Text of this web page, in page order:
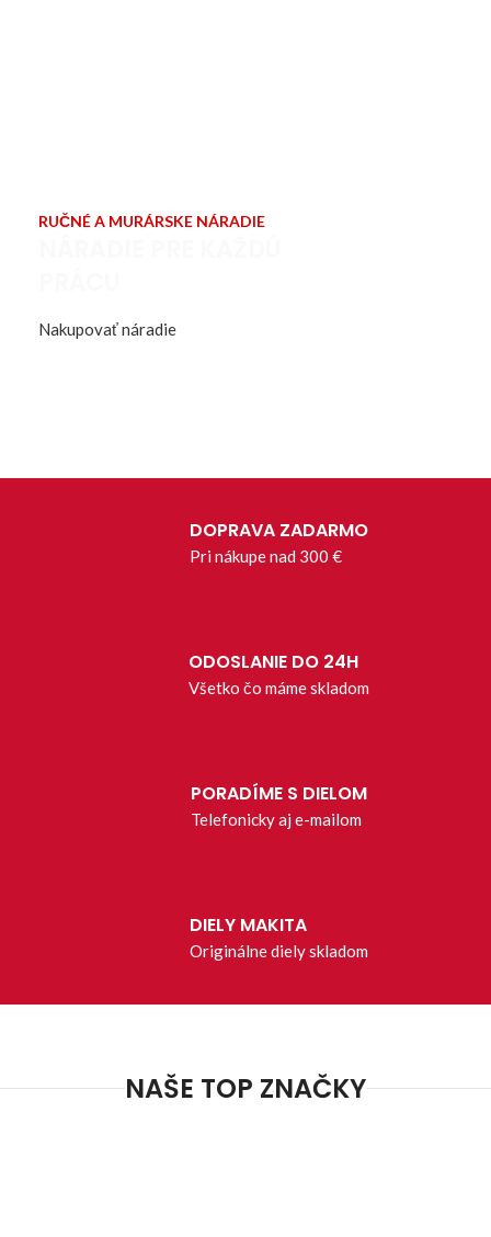
RUČNÉ A MURÁRSKE NÁRADIE
Nakupovať náradie
DOPRAVA ZADARMO
Pri nákupe nad 300 €
ODOSLANIE DO 24H
Všetko čo máme skladom
PORADÍME S DIELOM
Telefonicky aj e-mailom
DIELY MAKITA
Originálne diely skladom
NAŠE TOP ZNAČKY